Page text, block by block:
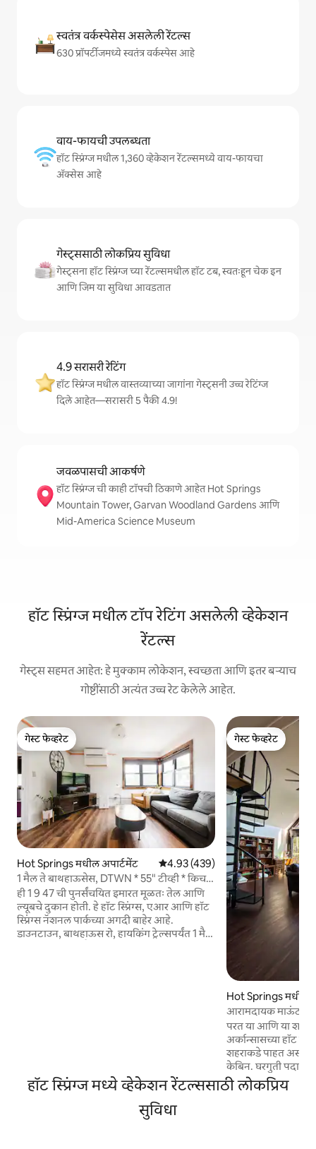
स्वतंत्र वर्कस्पेसेस असलेली रेंटल्स
630 प्रॉपर्टीजमध्ये स्वतंत्र वर्कस्पेस आहे
वाय-फायची उपलब्धता
हॉट स्प्रिंग्ज मधील 1,360 व्हेकेशन रेंटल्समध्ये वाय-फायचा
अ‍ॅक्सेस आहे
गेस्ट्ससाठी लोकप्रिय सुविधा
गेस्ट्सना हॉट स्प्रिंग्ज च्या रेंटल्समधील हॉट टब, स्वतःहून चेक इन
आणि जिम या सुविधा आवडतात
4.9 सरासरी रेटिंग
हॉट स्प्रिंग्ज मधील वास्तव्याच्या जागांना गेस्ट्सनी उच्च रेटिंग्ज
दिले आहेत—सरासरी 5 पैकी 4.9!
जवळपासची आकर्षणे
हॉट स्प्रिंग्ज ची काही टॉपची ठिकाणे आहेत Hot Springs
Mountain Tower, Garvan Woodland Gardens आणि
Mid-America Science Museum
हॉट स्प्रिंग्ज मधील टॉप रेटिंग असलेली व्हेकेशन
रेंटल्स
गेस्ट्स सहमत आहेत: हे मुक्काम लोकेशन, स्वच्छता आणि इतर बऱ्याच
गोष्टींसाठी अत्यंत उच्च रेट केलेले आहेत.
गेस्ट फेव्हरेट
गेस्ट फेव्हरेट
Hot Springs मधील अपार्टमेंट 5 पैकी 4.93 सरासरी रेटिंग, 439 रिव्ह्यूज
4.93 (439)
1 मैल ते बाथहाऊसेस, DTWN * 55" टीव्ही * किचन
*
ही 1 9 47 ची पुनर्संचयित इमारत मूळतः तेल आणि
ल्यूबचे दुकान होती. हे हॉट स्प्रिंग्स, एआर आणि हॉट
स्प्रिंग्स नॅशनल पार्कच्या अगदी बाहेर आहे.
डाउनटाउन, बाथहाऊस रो, हायकिंग ट्रेल्सपर्यंत 1 मैल
गेस्ट फेव्हरेट
गेस्ट फेव्हरेट
Hot Springs मधील
आरामदायक माऊंटन
परत या आणि या शांत
अर्कान्सासच्या हॉट
शहराकडे पाहत
केबिन. घरगुती
पर्यायदेखील असतील.
पाहत असताना उशी -
हॉट स्प्रिंग्ज मध्ये व्हेकेशन रेंटल्ससाठी लोकप्रिय
सुविधा